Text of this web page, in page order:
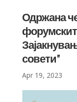
Одржана
совети”
Apr 19, 2023